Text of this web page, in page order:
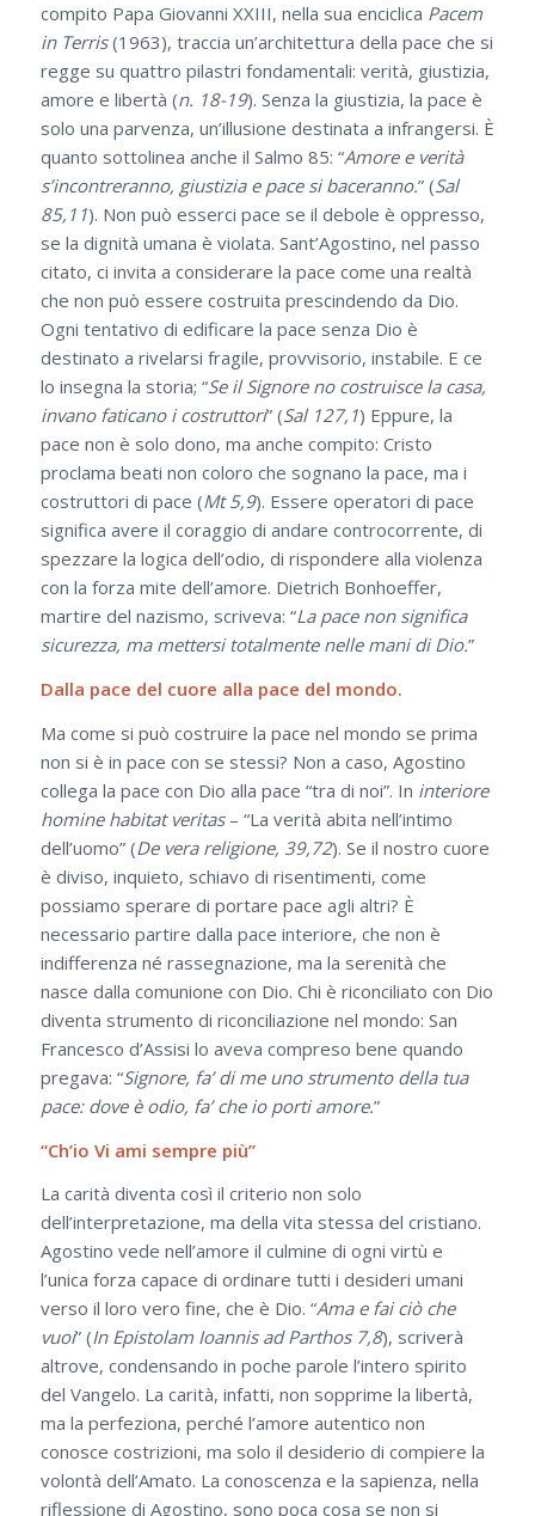
compito Papa Giovanni XXIII, nella sua enciclica Pacem
in Terris(1963), traccia un’architettura della pace che si
regge su quattro pilastri fondamentali: verità, giustizia,
amore e libertà (n. 18-19). Senza la giustizia, la pace è
solo una parvenza, un’illusione destinata a infrangersi. È
quanto sottolinea anche il Salmo 85: “Amore e verità
s’incontreranno, giustizia e pace si baceranno.” (Sal
85,11). Non può esserci pace se il debole è oppresso,
se la dignità umana è violata. Sant’Agostino, nel passo
citato, ci invita a considerare la pace come una realtà
che non può essere costruita prescindendo da Dio.
Ogni tentativo di edificare la pace senza Dio è
destinato a rivelarsi fragile, provvisorio, instabile. E ce
lo insegna la storia; “Se il Signore no costruisce la casa,
invano faticano i costruttori” (Sal 127,1) Eppure, la
pace non è solo dono, ma anche compito: Cristo
proclama beati non coloro che sognano la pace, ma i
costruttori di pace (Mt 5,9). Essere operatori di pace
significa avere il coraggio di andare controcorrente, di
spezzare la logica dell’odio, di rispondere alla violenza
con la forza mite dell’amore. Dietrich Bonhoeffer,
martire del nazismo, scriveva: “La pace non significa
sicurezza, ma mettersi totalmente nelle mani di Dio.”
Dalla pace del cuore alla pace del mondo.
Ma come si può costruire la pace nel mondo se prima
non si è in pace con se stessi? Non a caso, Agostino
collega la pace con Dio alla pace “tra di noi”. In interiore
homine habitat veritas– “La verità abita nell’intimo
dell’uomo” (De vera religione, 39,72). Se il nostro cuore
è diviso, inquieto, schiavo di risentimenti, come
possiamo sperare di portare pace agli altri? È
necessario partire dalla pace interiore, che non è
indifferenza né rassegnazione, ma la serenità che
nasce dalla comunione con Dio. Chi è riconciliato con Dio
diventa strumento di riconciliazione nel mondo: San
Francesco d’Assisi lo aveva compreso bene quando
pregava: “Signore, fa’ di me uno strumento della tua
pace: dove è odio, fa’ che io porti amore.”
“Ch’io Vi ami sempre più”
La carità diventa così il criterio non solo
dell’interpretazione, ma della vita stessa del cristiano.
Agostino vede nell’amore il culmine di ogni virtù e
l’unica forza capace di ordinare tutti i desideri umani
verso il loro vero fine, che è Dio. “Ama e fai ciò che
vuoi” (In Epistolam Ioannis ad Parthos 7,8), scriverà
altrove, condensando in poche parole l’intero spirito
del Vangelo. La carità, infatti, non sopprime la libertà,
ma la perfeziona, perché l’amore autentico non
conosce costrizioni, ma solo il desiderio di compiere la
volontà dell’Amato. La conoscenza e la sapienza, nella
riflessione di Agostino, sono poca cosa se non si